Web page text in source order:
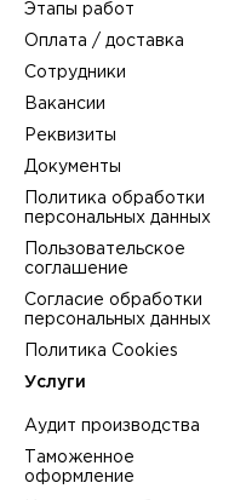
Этапы работ
Оплата / доставка
Сотрудники
Вакансии
Реквизиты
Документы
Политика обработки
персональных данных
Пользовательское
соглашение
Согласие обработки
персональных данных
Политика Cookies
Услуги
Аудит производства
Таможенное
оформление